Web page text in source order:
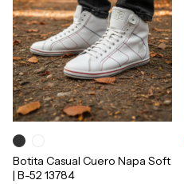
Botita Casual Cuero Napa Soft
| B-52 13784